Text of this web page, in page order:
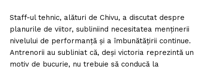
Staff-ul tehnic, alături de Chivu, a discutat despre
planurile de viitor, subliniind necesitatea menținerii
nivelului de performanță și a îmbunătățirii continue.
Antrenorii au subliniat că, deși victoria reprezintă un
motiv de bucurie, nu trebuie să conducă la